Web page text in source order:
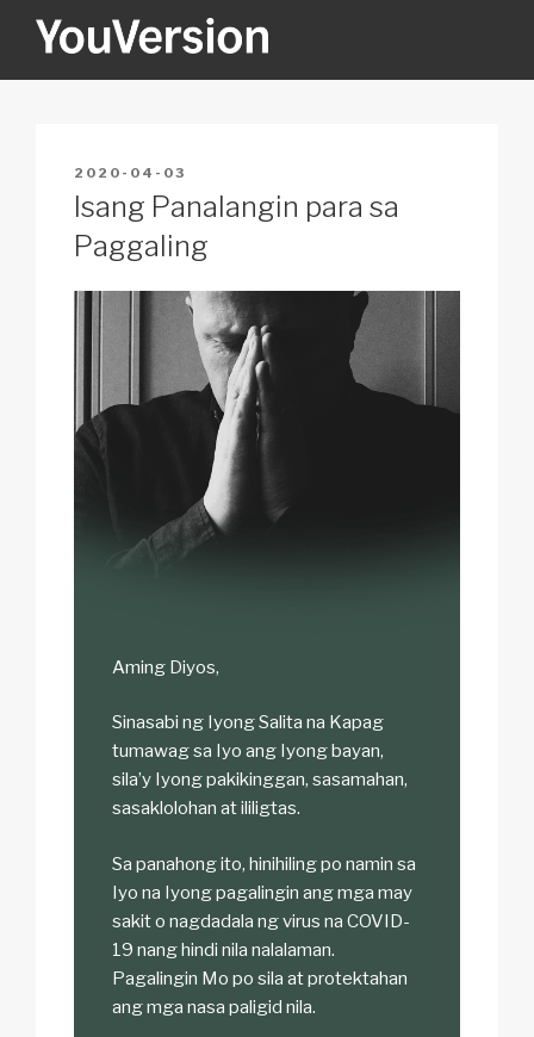
YOUVERSION
POSTED
ON
2020-04-03
Isang Panalangin para sa
Paggaling
Aming Diyos,
Sinasabi ng Iyong Salita na Kapag
tumawag sa Iyo ang Iyong bayan,
sila’y Iyong pakikinggan, sasamahan,
sasaklolohan at ililigtas.
Sa panahong ito, hinihiling po namin sa
Iyo na Iyong pagalingin ang mga may
sakit o nagdadala ng virus na COVID-
19 nang hindi nila nalalaman.
Pagalingin Mo po sila at protektahan
ang mga nasa paligid nila.